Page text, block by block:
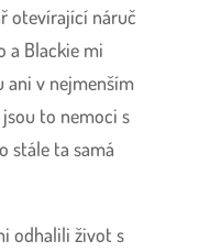
otevírající náruč
a Blackie mi
ani v nejmenším
to nemoci s
stále ta samá
odhalili život s